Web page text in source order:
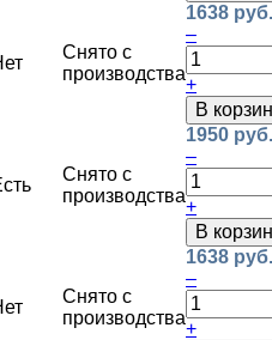
Снято с
производства
1638 руб.
–
+
В
Снято с
производства
1950 руб.
–
+
В
Снято с
производства
1638 руб.
–
+